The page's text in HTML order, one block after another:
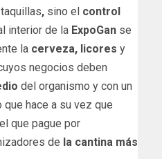
, sino el control
interior de la ExpoGan se
la cerveza, licores y
negocios deben
del organismo y con un
que hace a su vez que
el que pague por
de la cantina más